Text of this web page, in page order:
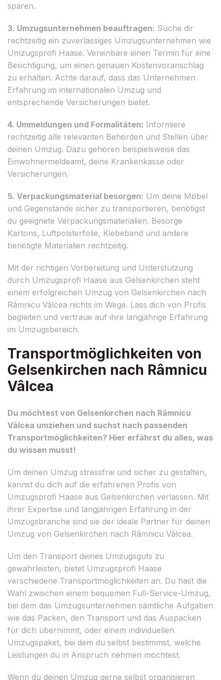
sparen.
3. Umzugsunternehmen beauftragen: Suche dir
rechtzeitig ein zuverlässiges Umzugsunternehmen wie
Umzugsprofi Haase. Vereinbare einen Termin für eine
Besichtigung, um einen genauen Kostenvoranschlag
zu erhalten. Achte darauf, dass das Unternehmen
Erfahrung im internationalen Umzug und
entsprechende Versicherungen bietet.
4. Ummeldungen und Formalitäten: Informiere
rechtzeitig alle relevanten Behörden und Stellen über
deinen Umzug. Dazu gehören beispielsweise das
Einwohnermeldeamt, deine Krankenkasse oder
Versicherungen.
5. Verpackungsmaterial besorgen: Um deine Möbel
und Gegenstände sicher zu transportieren, benötigst
du geeignete Verpackungsmaterialien. Besorge
Kartons, Luftpolsterfolie, Klebeband und andere
benötigte Materialien rechtzeitig.
Mit der richtigen Vorbereitung und Unterstützung
durch Umzugsprofi Haase aus Gelsenkirchen steht
einem erfolgreichen Umzug von Gelsenkirchen nach
Râmnicu Vâlcea nichts im Wege. Lass dich von Profis
begleiten und vertraue auf ihre langjährige Erfahrung
im Umzugsbereich.
Transportmöglichkeiten von
Gelsenkirchen nach Râmnicu
Vâlcea
Du möchtest von Gelsenkirchen nach Râmnicu
Vâlcea umziehen und suchst nach passenden
Transportmöglichkeiten? Hier erfährst du alles, was
du wissen musst!
Um deinen Umzug stressfrei und sicher zu gestalten,
kannst du dich auf die erfahrenen Profis von
Umzugsprofi Haase aus Gelsenkirchen verlassen. Mit
ihrer Expertise und langjährigen Erfahrung in der
Umzugsbranche sind sie der ideale Partner für deinen
Umzug von Gelsenkirchen nach Râmnicu Vâlcea.
Um den Transport deines Umzugsguts zu
gewährleisten, bietet Umzugsprofi Haase
verschiedene Transportmöglichkeiten an. Du hast die
Wahl zwischen einem bequemen Full-Service-Umzug,
bei dem das Umzugsunternehmen sämtliche Aufgaben
wie das Packen, den Transport und das Auspacken
für dich übernimmt, oder einem individuellen
Umzugspaket, bei dem du selbst bestimmst, welche
Leistungen du in Anspruch nehmen möchtest.
Wenn du deinen Umzug gerne selbst organisieren